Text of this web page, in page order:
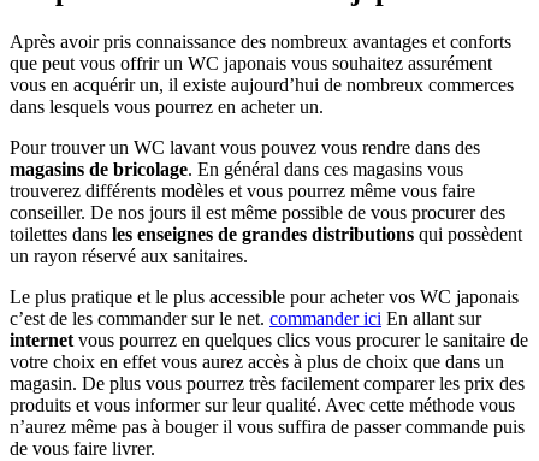
Après avoir pris connaissance des nombreux avantages et conforts
que peut vous offrir un WC japonais vous souhaitez assurément
vous en acquérir un, il existe aujourd’hui de nombreux commerces
dans lesquels vous pourrez en acheter un.
Pour trouver un WC lavant vous pouvez vous rendre dans des
magasins de bricolage. En général dans ces magasins vous
trouverez différents modèles et vous pourrez même vous faire
conseiller. De nos jours il est même possible de vous procurer des
toilettes dans les enseignes de grandes distributions qui possèdent
un rayon réservé aux sanitaires.
Le plus pratique et le plus accessible pour acheter vos WC japonais
c’est de les commander sur le net. commander ici En allant sur
internet vous pourrez en quelques clics vous procurer le sanitaire de
votre choix en effet vous aurez accès à plus de choix que dans un
magasin. De plus vous pourrez très facilement comparer les prix des
produits et vous informer sur leur qualité. Avec cette méthode vous
n’aurez même pas à bouger il vous suffira de passer commande puis
de vous faire livrer.